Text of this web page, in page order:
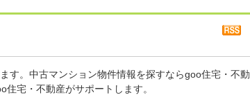
す。中古マンション物件情報を探すならgoo住宅・不動
宅・不動産がサポートします。